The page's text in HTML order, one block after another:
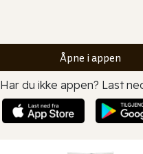
Åpne i appen
Har du ikke appen? Last